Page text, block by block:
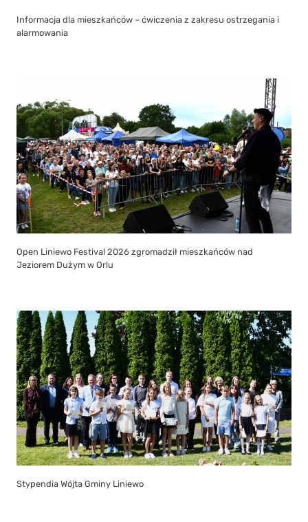
Informacja dla mieszkańców – ćwiczenia z zakresu ostrzegania i
alarmowania
Open Liniewo Festival 2026 zgromadził mieszkańców nad
Jeziorem Dużym w Orlu
Stypendia Wójta Gminy Liniewo